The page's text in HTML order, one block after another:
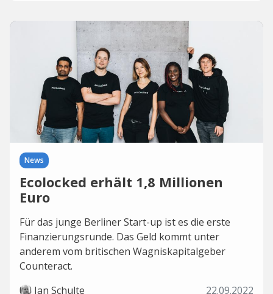
News
Ecolocked erhält 1,8 Millionen
Euro
Für das junge Berliner Start-up ist es die erste
Finanzierungsrunde. Das Geld kommt unter
anderem vom britischen Wagniskapitalgeber
Counteract.
Jan Schulte
22.09.2022